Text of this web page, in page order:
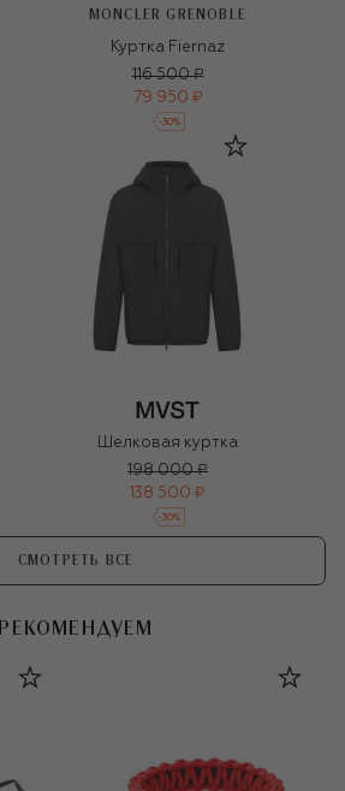
MONCLER GRENOBLE
Куртка Fiernaz
116 500 ₽
79 950 ₽
-30%
Шелковая куртка
198 000 ₽
138 500 ₽
-30%
СМОТРЕТЬ ВСЕ
РЕКОМЕНДУЕМ